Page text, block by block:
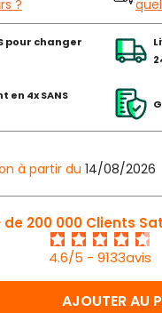
?
pour changer
en 4x SANS
à partir du 14/08/2026
de 200 000 Clients
4.6/5 - 9133avis
AJOUTER AU